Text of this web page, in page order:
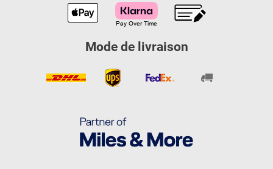
Mode de livraison